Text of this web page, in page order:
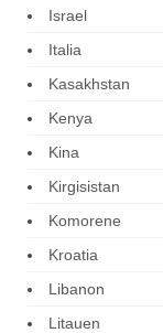
Israel
Italia
Kasakhstan
Kenya
Kina
Kirgisistan
Komorene
Kroatia
Libanon
Litauen